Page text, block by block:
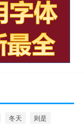
冬天
则是